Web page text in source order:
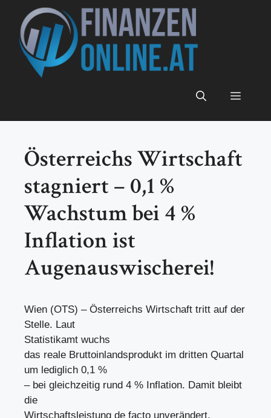
Inhalt
springen
Menü
Österreichs Wirtschaft
stagniert – 0,1 %
Wachstum bei 4 %
Inflation ist
Augenauswischerei!
Wien (OTS) – Österreichs Wirtschaft tritt auf der
Stelle. Laut
Statistikamt wuchs
das reale Bruttoinlandsprodukt im dritten Quartal
um lediglich 0,1 %
– bei gleichzeitig rund 4 % Inflation. Damit bleibt
die
Wirtschaftsleistung de facto unverändert,